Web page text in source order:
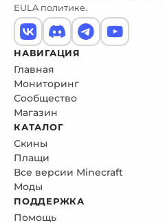
EULA политике.
НАВИГАЦИЯ
Главная
Мониторинг
Сообщество
Магазин
КАТАЛОГ
Скины
Плащи
Все версии Minecraft
Моды
ПОДДЕРЖКА
Помощь